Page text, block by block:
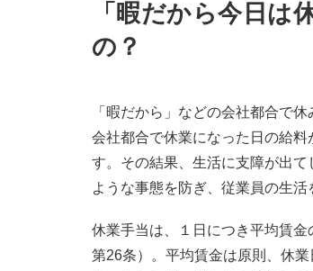
「暇だから今日は休んで」と言われた。給料はどうなる
の？
「暇だから」などの会社都合で
会社都合で休業になった日の給
す。その結果、生活に支障が出
ような事態を防ぎ、従業員の生活
休業手当は、１日につき平均賃
第26条）。平均賃金は原則、休